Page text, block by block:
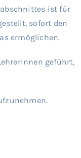
ist für
sofort den
ermöglichen.
geführt,